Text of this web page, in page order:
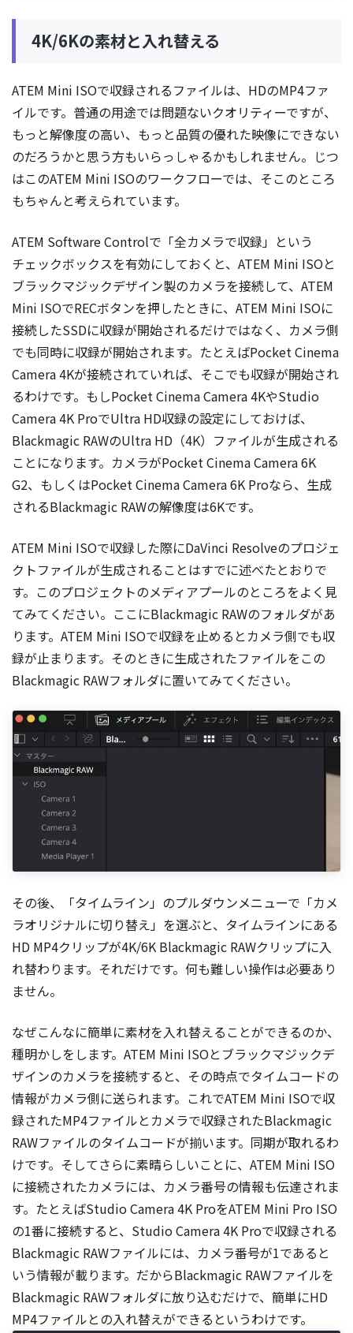
4K/6Kの素材と入れ替える
ATEM Mini ISOで収録されるファイルは、HDのMP4ファ
イルです。普通の用途では問題ないクオリティーですが、
もっと解像度の高い、もっと品質の優れた映像にできない
のだろうかと思う方もいらっしゃるかもしれません。じつ
はこのATEM Mini ISOのワークフローでは、そこのところ
もちゃんと考えられています。
ATEM Software Controlで「全カメラで収録」という
チェックボックスを有効にしておくと、ATEM Mini ISOと
ブラックマジックデザイン製のカメラを接続して、ATEM
Mini ISOでRECボタンを押したときに、ATEM Mini ISOに
接続したSSDに収録が開始されるだけではなく、カメラ側
でも同時に収録が開始されます。たとえばPocket Cinema
Camera 4Kが接続されていれば、そこでも収録が開始され
るわけです。もしPocket Cinema Camera 4KやStudio
Camera 4K ProでUltra HD収録の設定にしておけば、
Blackmagic RAWのUltra HD（4K）ファイルが生成される
ことになります。カメラがPocket Cinema Camera 6K
G2、もしくはPocket Cinema Camera 6K Proなら、生成
されるBlackmagic RAWの解像度は6Kです。
ATEM Mini ISOで収録した際にDaVinci Resolveのプロジェ
クトファイルが生成されることはすでに述べたとおりで
す。このプロジェクトのメディアプールのところをよく見
てみてください。ここにBlackmagic RAWのフォルダがあ
ります。ATEM Mini ISOで収録を止めるとカメラ側でも収
録が止まります。そのときに生成されたファイルをこの
Blackmagic RAWフォルダに置いてみてください。
その後、「タイムライン」のプルダウンメニューで「カメ
ラオリジナルに切り替え」を選ぶと、タイムラインにある
HD MP4クリップが4K/6K Blackmagic RAWクリップに入
れ替わります。それだけです。何も難しい操作は必要あり
ません。
なぜこんなに簡単に素材を入れ替えることができるのか、
種明かしをします。ATEM Mini ISOとブラックマジックデ
ザインのカメラを接続すると、その時点でタイムコードの
情報がカメラ側に送られます。これでATEM Mini ISOで収
録されたMP4ファイルとカメラで収録されたBlackmagic
RAWファイルのタイムコードが揃います。同期が取れるわ
けです。そしてさらに素晴らしいことに、ATEM Mini ISO
に接続されたカメラには、カメラ番号の情報も伝達されま
す。たとえばStudio Camera 4K ProをATEM Mini Pro ISO
の1番に接続すると、Studio Camera 4K Proで収録される
Blackmagic RAWファイルには、カメラ番号が1であると
いう情報が載ります。だからBlackmagic RAWファイルを
Blackmagic RAWフォルダに放り込むだけで、簡単にHD
MP4ファイルとの入れ替えができるというわけです。